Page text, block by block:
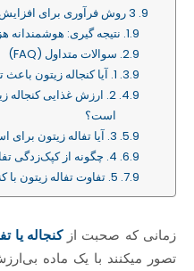
3 روش فرآوری برای افزایش راندمان (ویژه حرفه‌ ای‌ ها)
نتیجه‌ گیری: هوشمندانه
سوالات متداول (FAQ)
1. آیا کنجاله زیتون باعث تلخی شیر یا گوشت می‌شود؟
2. ارزش غذایی کنجاله
است؟
3. آیا تفاله زیتون برای اسب مناسب است؟
4. چگونه از کپک‌زدگی تفاله زیتون جلوگیری کنیم؟
5. تفاوت تفاله زیتون با کنجاله زیتون چیست؟
زمانی که صحبت ازکنجاله یا
تصور میکنند با یک ماده